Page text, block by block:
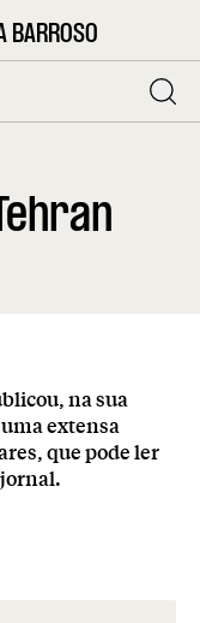
BARROSO
na sua
extensa
que pode ler